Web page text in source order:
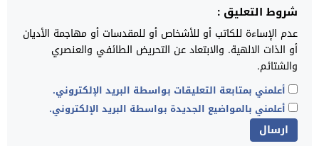
شروط التعليق :
عدم الإساءة للكاتب أو للأشخاص أو للمقدسات أو مهاجمة الأديان
أو الذات الالهية. والابتعاد عن التحريض الطائفي والعنصري
والشتائم.
أعلمني بمتابعة التعليقات بواسطة البريد الإلكتروني.
أعلمني بالمواضيع الجديدة بواسطة البريد الإلكتروني.